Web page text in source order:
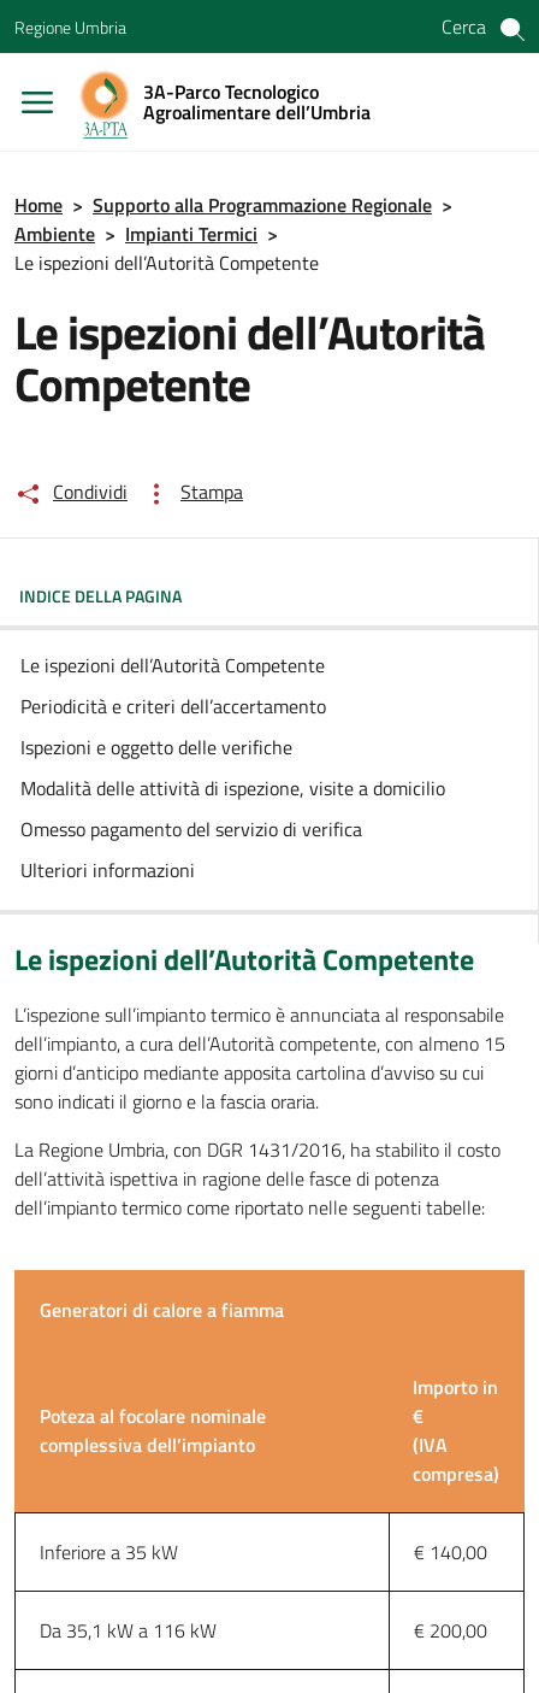
Vai al menu di navigazione
Vai al footer
Regione Umbria Cerca
3A-Parco Tecnologico
Agroalimentare dell’Umbria
Home > Supporto alla Programmazione Regionale >
Ambiente > Impianti Termici >
Le ispezioni dell’Autorità Competente
Le ispezioni dell’Autorità
Competente
Condividi Stampa
INDICE DELLA PAGINA
Le ispezioni dell’Autorità Competente
Periodicità e criteri dell’accertamento
Ispezioni e oggetto delle verifiche
Modalità delle attività di ispezione, visite a domicilio
Omesso pagamento del servizio di verifica
Ulteriori informazioni
Le ispezioni dell’Autorità Competente
L’ispezione sull’impianto termico è annunciata al responsabile
dell’impianto, a cura dell’Autorità competente, con almeno 15
giorni d’anticipo mediante apposita cartolina d’avviso su cui
sono indicati il giorno e la fascia oraria.
La Regione Umbria, con DGR 1431/2016, ha stabilito il costo
dell’attività ispettiva in ragione delle fasce di potenza
dell’impianto termico come riportato nelle seguenti tabelle:
Generatori di calore a fiamma
Poteza al focolare nominale
complessiva dell’impianto
Importo in
€
(IVA
compresa)
Inferiore a 35 kW € 140,00
Da 35,1 kW a 116 kW € 200,00